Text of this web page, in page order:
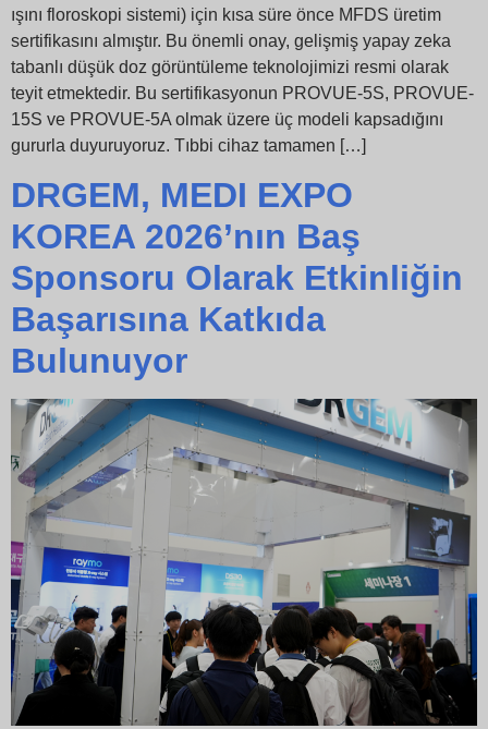
ışını floroskopi sistemi) için kısa süre önce MFDS üretim
sertifikasını almıştır. Bu önemli onay, gelişmiş yapay zeka
tabanlı düşük doz görüntüleme teknolojimizi resmi olarak
teyit etmektedir. Bu sertifikasyonun PROVUE-5S, PROVUE-
15S ve PROVUE-5A olmak üzere üç modeli kapsadığını
gururla duyuruyoruz. Tıbbi cihaz tamamen […]
DRGEM, MEDI EXPO
KOREA 2026’nın Baş
Sponsoru Olarak Etkinliğin
Başarısına Katkıda
Bulunuyor